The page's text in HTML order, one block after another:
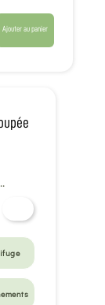
Ajouter au panier